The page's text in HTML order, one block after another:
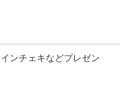
ンチェキなどプレゼン